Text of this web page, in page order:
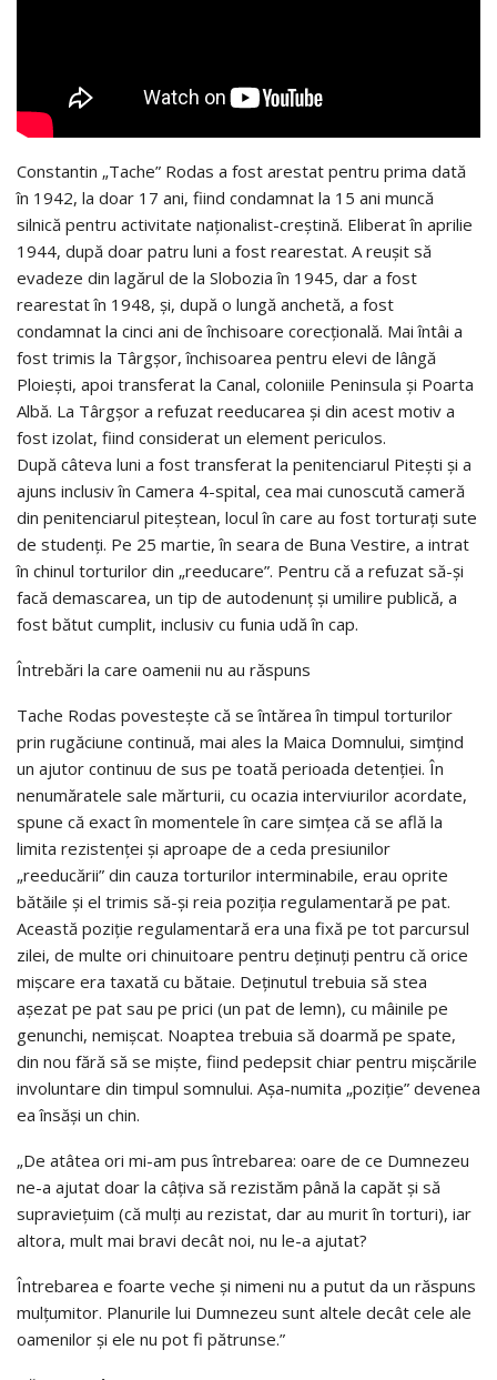
Constantin „Tache” Rodas a fost arestat pentru prima dată
în 1942, la doar 17 ani, fiind condamnat la 15 ani muncă
silnică pentru activitate naţionalist-creştină. Eliberat în aprilie
1944, după doar patru luni a fost rearestat. A reușit să
evadeze din lagărul de la Slobozia în 1945, dar a fost
rearestat în 1948, și, după o lungă anchetă, a fost
condamnat la cinci ani de închisoare corecțională. Mai întâi a
fost trimis la Târgșor, închisoarea pentru elevi de lângă
Ploiești, apoi transferat la Canal, coloniile Peninsula și Poarta
Albă. La Târgșor a refuzat reeducarea și din acest motiv a
fost izolat, fiind considerat un element periculos.
După câteva luni a fost transferat la penitenciarul Pitești și a
ajuns inclusiv în Camera 4-spital, cea mai cunoscută cameră
din penitenciarul piteștean, locul în care au fost torturați sute
de studenți. Pe 25 martie, în seara de Buna Vestire, a intrat
în chinul torturilor din „reeducare”. Pentru că a refuzat să-și
facă demascarea, un tip de autodenunț și umilire publică, a
fost bătut cumplit, inclusiv cu funia udă în cap.
Întrebări la care oamenii nu au răspuns
Tache Rodas povestește că se întărea în timpul torturilor
prin rugăciune continuă, mai ales la Maica Domnului, simțind
un ajutor continuu de sus pe toată perioada detenției. În
nenumăratele sale mărturii, cu ocazia interviurilor acordate,
spune că exact în momentele în care simțea că se află la
limita rezis­tenței și aproape de a ceda presiunilor
„reeducării” din cauza torturilor interminabile, erau oprite
bătăile și el trimis să-și reia poziția regulamentară pe pat.
Această poziție regulamentară era una fixă pe tot parcursul
zilei, de multe ori chinuitoare pentru deținuți pentru că orice
mișcare era taxată cu bătaie. Deținutul trebuia să stea
așezat pe pat sau pe prici (un pat de lemn), cu mâinile pe
genunchi, nemișcat. Noaptea trebuia să doarmă pe spate,
din nou fără să se miște, fiind pedepsit chiar pentru mișcările
involuntare din timpul somnului. Așa-numita „poziție” devenea
ea însăși un chin.
„De atâtea ori mi-am pus întrebarea: oare de ce Dumnezeu
ne-a ajutat doar la câţiva să rezistăm până la capăt și să
supraviețuim (că mulți au rezistat, dar au murit în torturi), iar
altora, mult mai bravi decât noi, nu le-a ajutat?
Întrebarea e foarte veche și nimeni nu a putut da un răspuns
mulțumitor. Planurile lui Dumnezeu sunt altele decât cele ale
oamenilor și ele nu pot fi pătrunse.”